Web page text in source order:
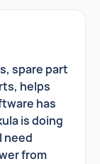
spare part
helps
has
is doing
need
from